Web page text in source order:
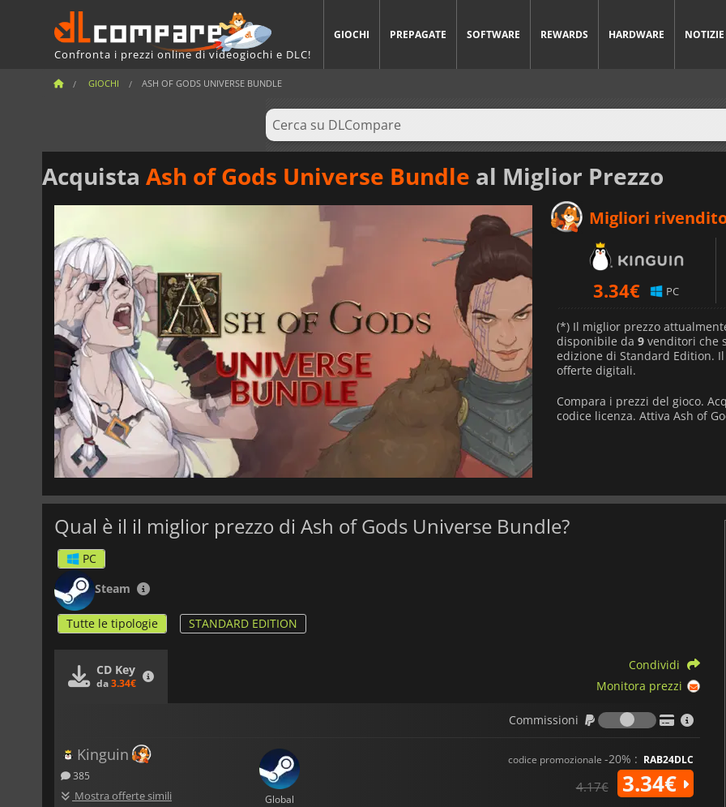
Confronta i prezzi online di videogiochi e DLC!
GIOCHI PREPAGATE SOFTWARE REWARDS HARDWARE NOTIZIE
GIOCHI ASH OF GODS UNIVERSE BUNDLE
Acquista Ash of Gods Universe Bundle al Miglior Prezzo
Migliori
3.34€ PC
(*) Il miglior prezzo
disponibile da 9 venditori che
edizione di Standard Edition.
offerte digitali.
Compara i prezzi del gioco.
codice licenza. Attiva Ash of
Qual è il il miglior prezzo di Ash of Gods Universe Bundle?
PC
Steam
Tutte le tipologie STANDARD EDITION
CD Key
da3.34€
Condividi
Monitora prezzi
Commissioni
Commissioni
Kinguin
385
Mostra offerte simili Global
codice promozionale -20% : RAB24DLC
4.17€ 3.34€